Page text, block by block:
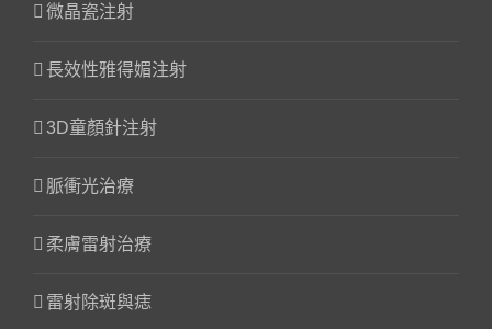
微晶瓷注射
長效性雅得媚注射
3D童顏針注射
脈衝光治療
柔膚雷射治療
雷射除斑與痣